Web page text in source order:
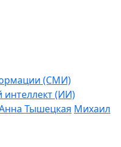
(СМИ)
интеллект (ИИ)
Тышецкая Михаил